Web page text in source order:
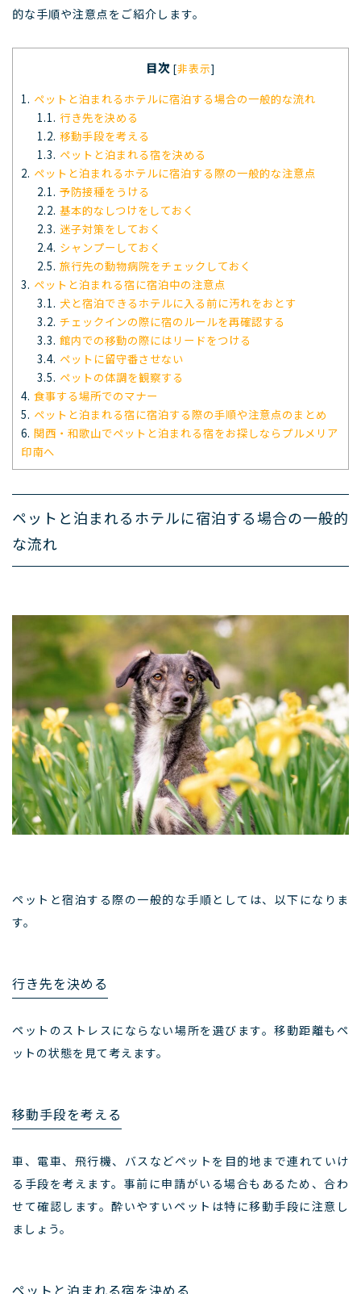
的な手順や注意点をご紹介します。
目次 [非表示]
1. ペットと泊まれるホテルに宿泊する場合の一般的な流れ
1.1. 行き先を決める
1.2. 移動手段を考える
1.3. ペットと泊まれる宿を決める
2. ペットと泊まれるホテルに宿泊する際の一般的な注意点
2.1. 予防接種をうける
2.2. 基本的なしつけをしておく
2.3. 迷子対策をしておく
2.4. シャンプーしておく
2.5. 旅行先の動物病院をチェックしておく
3. ペットと泊まれる宿に宿泊中の注意点
3.1. 犬と宿泊できるホテルに入る前に汚れをおとす
3.2. チェックインの際に宿のルールを再確認する
3.3. 館内での移動の際にはリードをつける
3.4. ペットに留守番させない
3.5. ペットの体調を観察する
4. 食事する場所でのマナー
5. ペットと泊まれる宿に宿泊する際の手順や注意点のまとめ
6. 関西・和歌山でペットと泊まれる宿をお探しならプルメリア
印南へ
ペットと泊まれるホテルに宿泊する場合の一般的
な流れ
ペットと宿泊する際の一般的な手順としては、以下になりま
す。
行き先を決める
ペットのストレスにならない場所を選びます。移動距離もペ
ットの状態を見て考えます。
移動手段を考える
車、電車、飛行機、バスなどペットを目的地まで連れていけ
る手段を考えます。事前に申請がいる場合もあるため、合わ
せて確認します。酔いやすいペットは特に移動手段に注意し
ましょう。
ペットと泊まれる宿を決める